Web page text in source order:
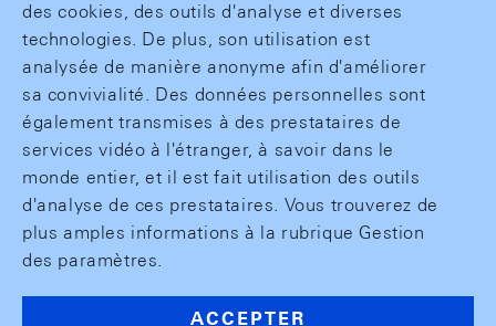
des cookies, des outils d'analyse et diverses
technologies. De plus, son utilisation est
analysée de manière anonyme afin d'améliorer
sa convivialité. Des données personnelles sont
également transmises à des prestataires de
services vidéo à l'étranger, à savoir dans le
monde entier, et il est fait utilisation des outils
d'analyse de ces prestataires. Vous trouverez de
plus amples informations à la rubrique Gestion
des paramètres.
ACCEPTER